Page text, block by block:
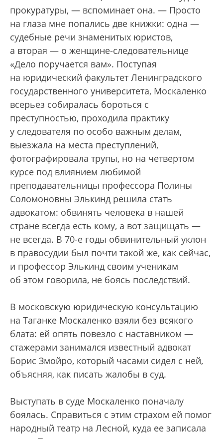
прокуратуры, — вспоминает она. — Просто
на глаза мне попались две книжки: одна —
судебные речи знаменитых юристов,
а вторая — о женщине-следовательнице
«Дело поручается вам». Поступая
на юридический факультет Ленинградского
государственного университета, Москаленко
всерьез собиралась бороться с
преступностью, проходила практику
у следователя по особо важным делам,
выезжала на места преступлений,
фотографировала трупы, но на четвертом
курсе под влиянием любимой
преподавательницы профессора Полины
Соломоновны Элькинд решила стать
адвокатом: обвинять человека в нашей
стране всегда есть кому, а вот защищать —
не всегда. В 70-е годы обвинительный уклон
в правосудии был почти такой же, как сейчас,
и профессор Элькинд своим ученикам
об этом говорила, не боясь последствий.
В московскую юридическую консультацию
на Таганке Москаленко взяли без всякого
блата: ей опять повезло с наставником —
стажерами занимался известный адвокат
Борис Змойро, который часами сидел с ней,
объясняя, как писать жалобы в суд.
Выступать в суде Москаленко поначалу
боялась. Справиться с этим страхом ей помог
народный театр на Лесной, куда ее записала